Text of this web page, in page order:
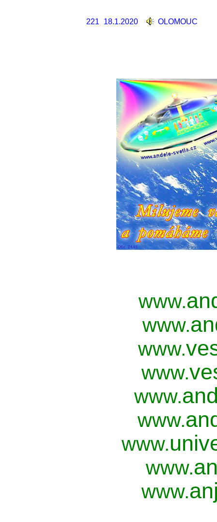
221 18.1.2020 OLOMOUC
www.
www.
www.
www.
www.
www.
www.
www.
www.